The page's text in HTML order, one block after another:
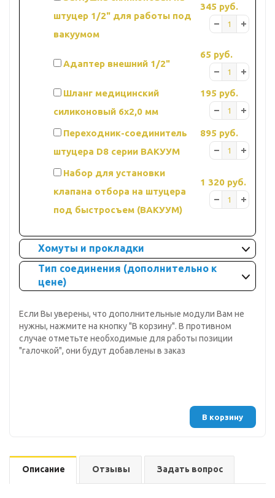
штуцер 1/2" для работы под
вакуумом
345 руб.
Адаптер внешний 1/2"
65 руб.
Шланг медицинский
силиконовый 6х2,0 мм
195 руб.
Переходник-соединитель
штуцера D8 серии ВАКУУМ
895 руб.
Набор для установки
клапана отбора на штуцера
под быстросъем (ВАКУУМ)
1 320 руб.
Хомуты и прокладки
Тип соединения (дополнительно к
цене)
Если Вы уверены, что дополнительные модули Вам не
нужны, нажмите на кнопку "В корзину". В противном
случае отметьте необходимые для работы позиции
"галочкой", они будут добавлены в заказ
В корзину
Описание Отзывы Задать вопрос